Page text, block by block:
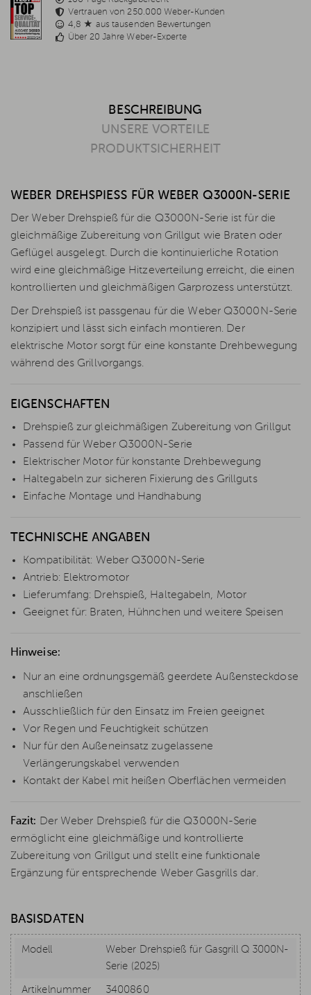
Vertrauen von 250.000 Weber-Kunden
4,8 ★ aus tausenden Bewertungen
Über 20 Jahre Weber-Experte
BESCHREIBUNG
UNSERE VORTEILE
PRODUKTSICHERHEIT
WEBER DREHSPIESS FÜR WEBER Q3000N-SERIE
Der Weber Drehspieß für die Q3000N-Serie ist für die
gleichmäßige Zubereitung von Grillgut wie Braten oder
Geflügel ausgelegt. Durch die kontinuierliche Rotation
wird eine gleichmäßige Hitzeverteilung erreicht, die einen
kontrollierten und gleichmäßigen Garprozess unterstützt.
Der Drehspieß ist passgenau für die Weber Q3000N-Serie
konzipiert und lässt sich einfach montieren. Der
elektrische Motor sorgt für eine konstante Drehbewegung
während des Grillvorgangs.
EIGENSCHAFTEN
Drehspieß zur gleichmäßigen Zubereitung von Grillgut
Passend für Weber Q3000N-Serie
Elektrischer Motor für konstante Drehbewegung
Haltegabeln zur sicheren Fixierung des Grillguts
Einfache Montage und Handhabung
TECHNISCHE ANGABEN
Kompatibilität: Weber Q3000N-Serie
Antrieb: Elektromotor
Lieferumfang: Drehspieß, Haltegabeln, Motor
Geeignet für: Braten, Hühnchen und weitere Speisen
Hinweise:
Nur an eine ordnungsgemäß geerdete Außensteckdose
anschließen
Ausschließlich für den Einsatz im Freien geeignet
Vor Regen und Feuchtigkeit schützen
Nur für den Außeneinsatz zugelassene
Verlängerungskabel verwenden
Kontakt der Kabel mit heißen Oberflächen vermeiden
Fazit: Der Weber Drehspieß für die Q3000N-Serie
ermöglicht eine gleichmäßige und kontrollierte
Zubereitung von Grillgut und stellt eine funktionale
Ergänzung für entsprechende Weber Gasgrills dar.
BASISDATEN
Modell
Weber Drehspieß für Gasgrill Q 3000N-
Serie (2025)
Artikelnummer 3400860